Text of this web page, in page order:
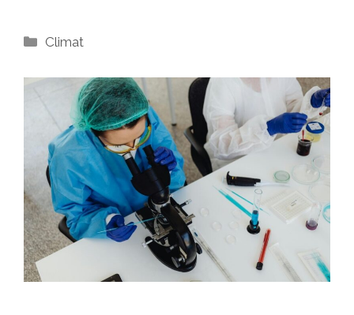
Catégories
Climat